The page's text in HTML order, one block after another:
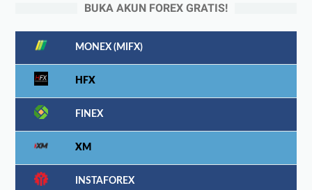
BUKA AKUN FOREX GRATIS!
MONEX (MIFX)
HFX
FINEX
XM
INSTAFOREX